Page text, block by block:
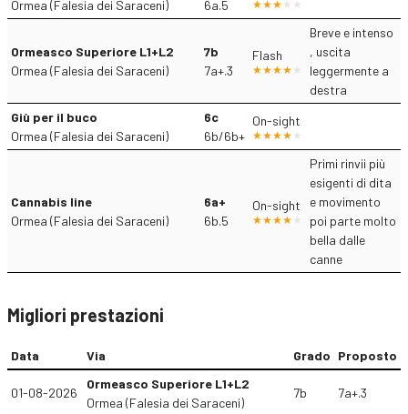
Ormea (Falesia dei Saraceni)
6a.5
Ormeasco Superiore L1+L2
Ormea (Falesia dei Saraceni)
7b
7a+.3
Flash
Breve e intenso
, uscita
leggermente a
destra
Giù per il buco
Ormea (Falesia dei Saraceni)
6c
6b/6b+
On-sight
Cannabis line
Ormea (Falesia dei Saraceni)
6a+
6b.5
On-sight
Primi rinvii più
esigenti di dita
e movimento
poi parte molto
bella dalle
canne
Migliori prestazioni
Data Via Grado Proposto
01-08-2026
Ormeasco Superiore L1+L2
Ormea (Falesia dei Saraceni)
7b 7a+.3